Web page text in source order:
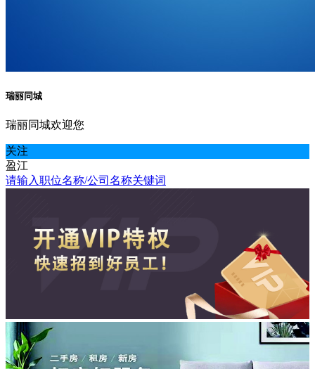
瑞丽同城
瑞丽同城欢迎您
关注
盈江
请输入职位名称/公司名称关键词